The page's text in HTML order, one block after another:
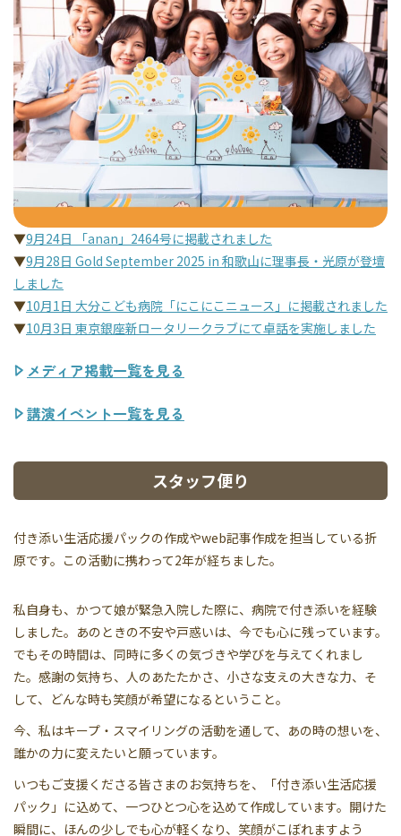
▼9月24日 「anan」2464号に掲載されました
▼9月28日 Gold September 2025 in 和歌山に理事長・光原が登壇
しました
▼10月1日 大分こども病院「にこにこニュース」に掲載されました
▼10月3日 東京銀座新ロータリークラブにて卓話を実施しました
メディア掲載一覧を見る
講演イベント一覧を見る
スタッフ便り
付き添い生活応援パックの作成やweb記事作成を担当している折
原です。この活動に携わって2年が経ちました。
私自身も、かつて娘が緊急入院した際に、病院で付き添いを経験
しました。あのときの不安や戸惑いは、今でも心に残っています。
でもその時間は、同時に多くの気づきや学びを与えてくれまし
た。感謝の気持ち、人のあたたかさ、小さな支えの大きな力、そ
して、どんな時も笑顔が希望になるということ。
今、私はキープ・スマイリングの活動を通して、あの時の想いを、
誰かの力に変えたいと願っています。
いつもご支援くださる皆さまのお気持ちを、「付き添い生活応援
パック」に込めて、一つひとつ心を込めて作成しています。開けた
瞬間に、ほんの少しでも心が軽くなり、笑顔がこぼれますよう